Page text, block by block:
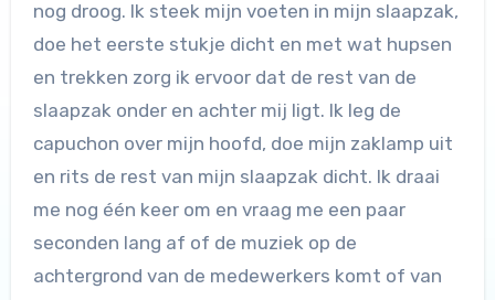
nog droog. Ik steek mijn voeten in mijn slaapzak,
doe het eerste stukje dicht en met wat hupsen
en trekken zorg ik ervoor dat de rest van de
slaapzak onder en achter mij ligt. Ik leg de
capuchon over mijn hoofd, doe mijn zaklamp uit
en rits de rest van mijn slaapzak dicht. Ik draai
me nog één keer om en vraag me een paar
seconden lang af of de muziek op de
achtergrond van de medewerkers komt of van